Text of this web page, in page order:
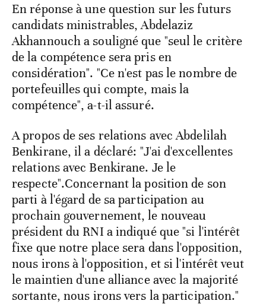
En réponse à une question sur les futurs
candidats ministrables, Abdelaziz
Akhannouch a souligné que "seul le critère
de la compétence sera pris en
considération". "Ce n'est pas le nombre de
portefeuilles qui compte, mais la
compétence", a-t-il assuré.
A propos de ses relations avec Abdelilah
Benkirane, il a déclaré: "J'ai d'excellentes
relations avec Benkirane. Je le
respecte".Concernant la position de son
parti à l'égard de sa participation au
prochain gouvernement, le nouveau
président du RNI a indiqué que "si l'intérêt
fixe que notre place sera dans l'opposition,
nous irons à l'opposition, et si l'intérêt veut
le maintien d'une alliance avec la majorité
sortante, nous irons vers la participation."